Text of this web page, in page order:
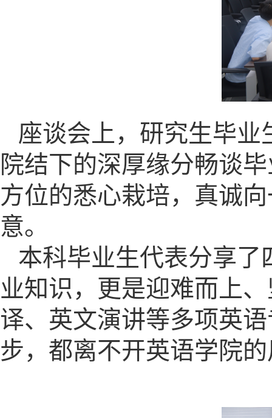
座谈会上，研究生毕
院结下的深厚缘分畅谈
方位的悉心栽培，真诚
意。
本科毕业生代表分享
业知识，更是迎难而上
译、英文演讲等多项英
步，都离不开英语学院